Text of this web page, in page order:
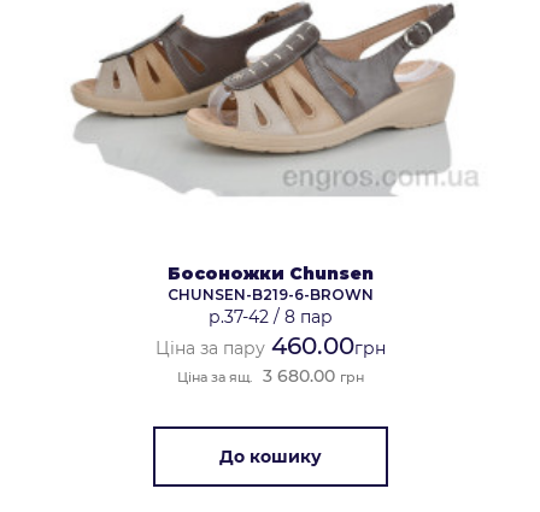
Босоножки Chunsen
CHUNSEN-B219-6-BROWN
р.37-42/ 8 пар
Ціна за пару460.00грн
Ціна за ящ. 3 680.00 грн
До кошику